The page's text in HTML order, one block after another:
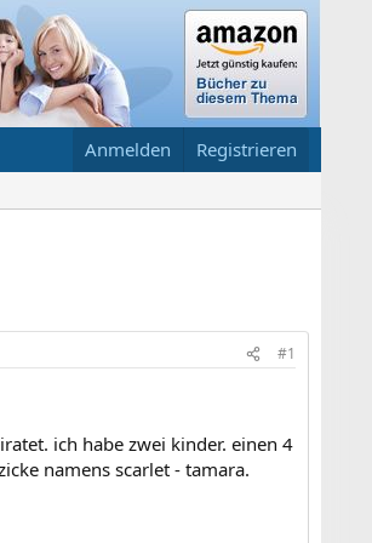
Anmelden Registrieren
#1
ich habe zwei kinder. einen 4
namens scarlet - tamara.